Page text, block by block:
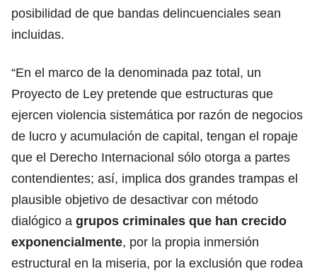
posibilidad de que bandas delincuenciales sean
incluidas.
“En el marco de la denominada paz total, un
Proyecto de Ley pretende que estructuras que
ejercen violencia sistemática por razón de negocios
de lucro y acumulación de capital, tengan el ropaje
que el Derecho Internacional sólo otorga a partes
contendientes; así, implica dos grandes trampas el
plausible objetivo de desactivar con método
dialógico a grupos criminales que han crecido
exponencialmente, por la propia inmersión
estructural en la miseria, por la exclusión que rodea